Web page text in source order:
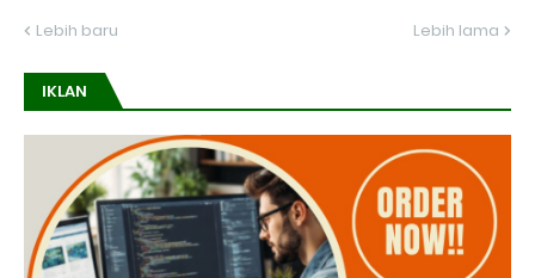
Lebih baru Lebih lama
IKLAN